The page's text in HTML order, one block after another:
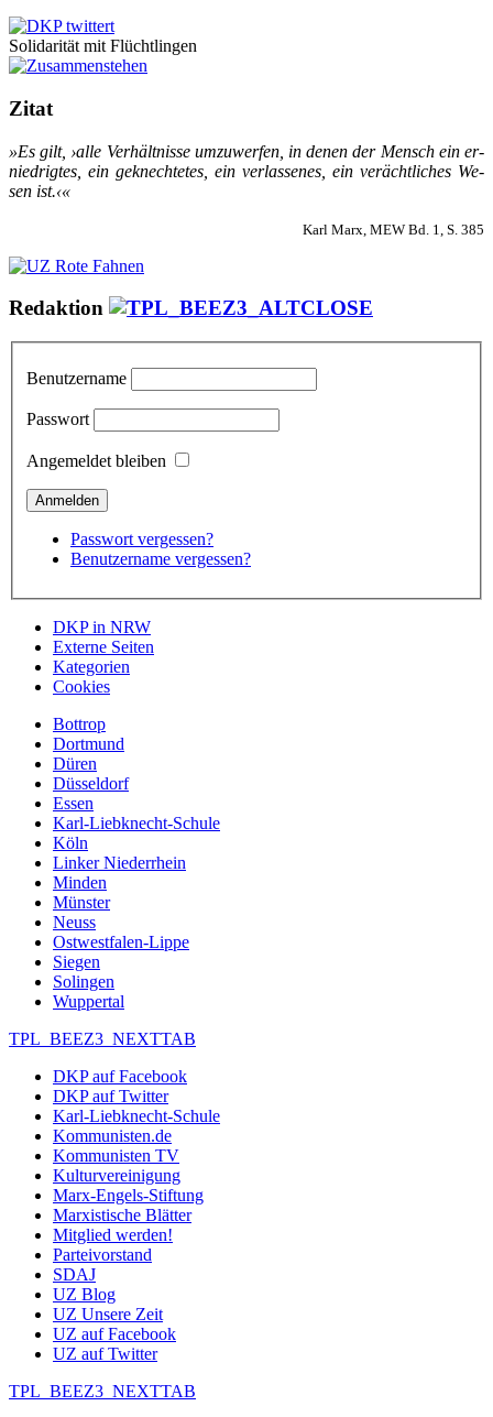
Solidarität mit Flüchtlingen
Zitat
»Es gilt, ›al­le Ver­hält­nis­se um­zu­wer­fen, in de­nen der Mensch ein er­
nied­rig­tes, ein ge­knech­te­tes, ein ver­las­se­nes, ein ver­ächt­li­ches We­
sen ist.‹«
Karl Marx, MEW Bd. 1, S. 385
Redaktion
Benutzername
Passwort
Angemeldet bleiben
Passwort vergessen?
Benutzername vergessen?
DKP in NRW
Externe Seiten
Kategorien
Cookies
Bottrop
Dortmund
Düren
Düsseldorf
Essen
Karl-Liebknecht-Schule
Köln
Linker Niederrhein
Minden
Münster
Neuss
Ostwestfalen-Lippe
Siegen
Solingen
Wuppertal
TPL_BEEZ3_NEXTTAB
DKP auf Facebook
DKP auf Twitter
Karl-Liebknecht-Schule
Kommunisten.de
Kommunisten TV
Kulturvereinigung
Marx-Engels-Stiftung
Marxistische Blätter
Mitglied werden!
Parteivorstand
SDAJ
UZ Blog
UZ Unsere Zeit
UZ auf Facebook
UZ auf Twitter
TPL_BEEZ3_NEXTTAB